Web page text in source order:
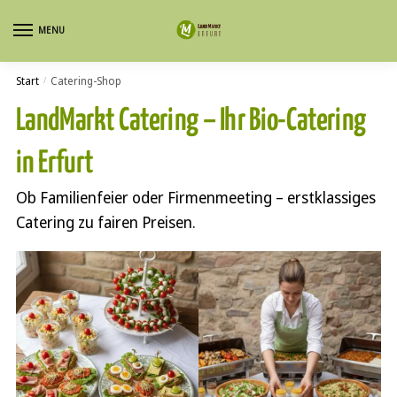
to
navigation
to
content
MENU
Start / Catering-Shop
LandMarkt Catering – Ihr Bio-Catering
in Erfurt
Ob Familienfeier oder Firmenmeeting – erstklassiges
Catering zu fairen Preisen.